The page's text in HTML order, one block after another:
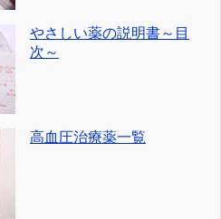
やさしい薬の説明書～目
次～
高血圧治療薬一覧